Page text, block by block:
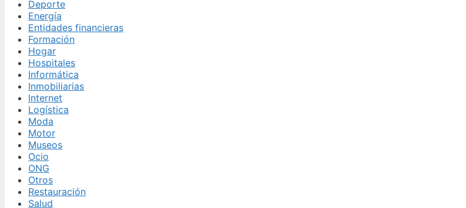
Deporte
Energía
Entidades financieras
Formación
Hogar
Hospitales
Informática
Inmobiliarias
Internet
Logística
Moda
Motor
Museos
Ocio
ONG
Otros
Restauración
Salud